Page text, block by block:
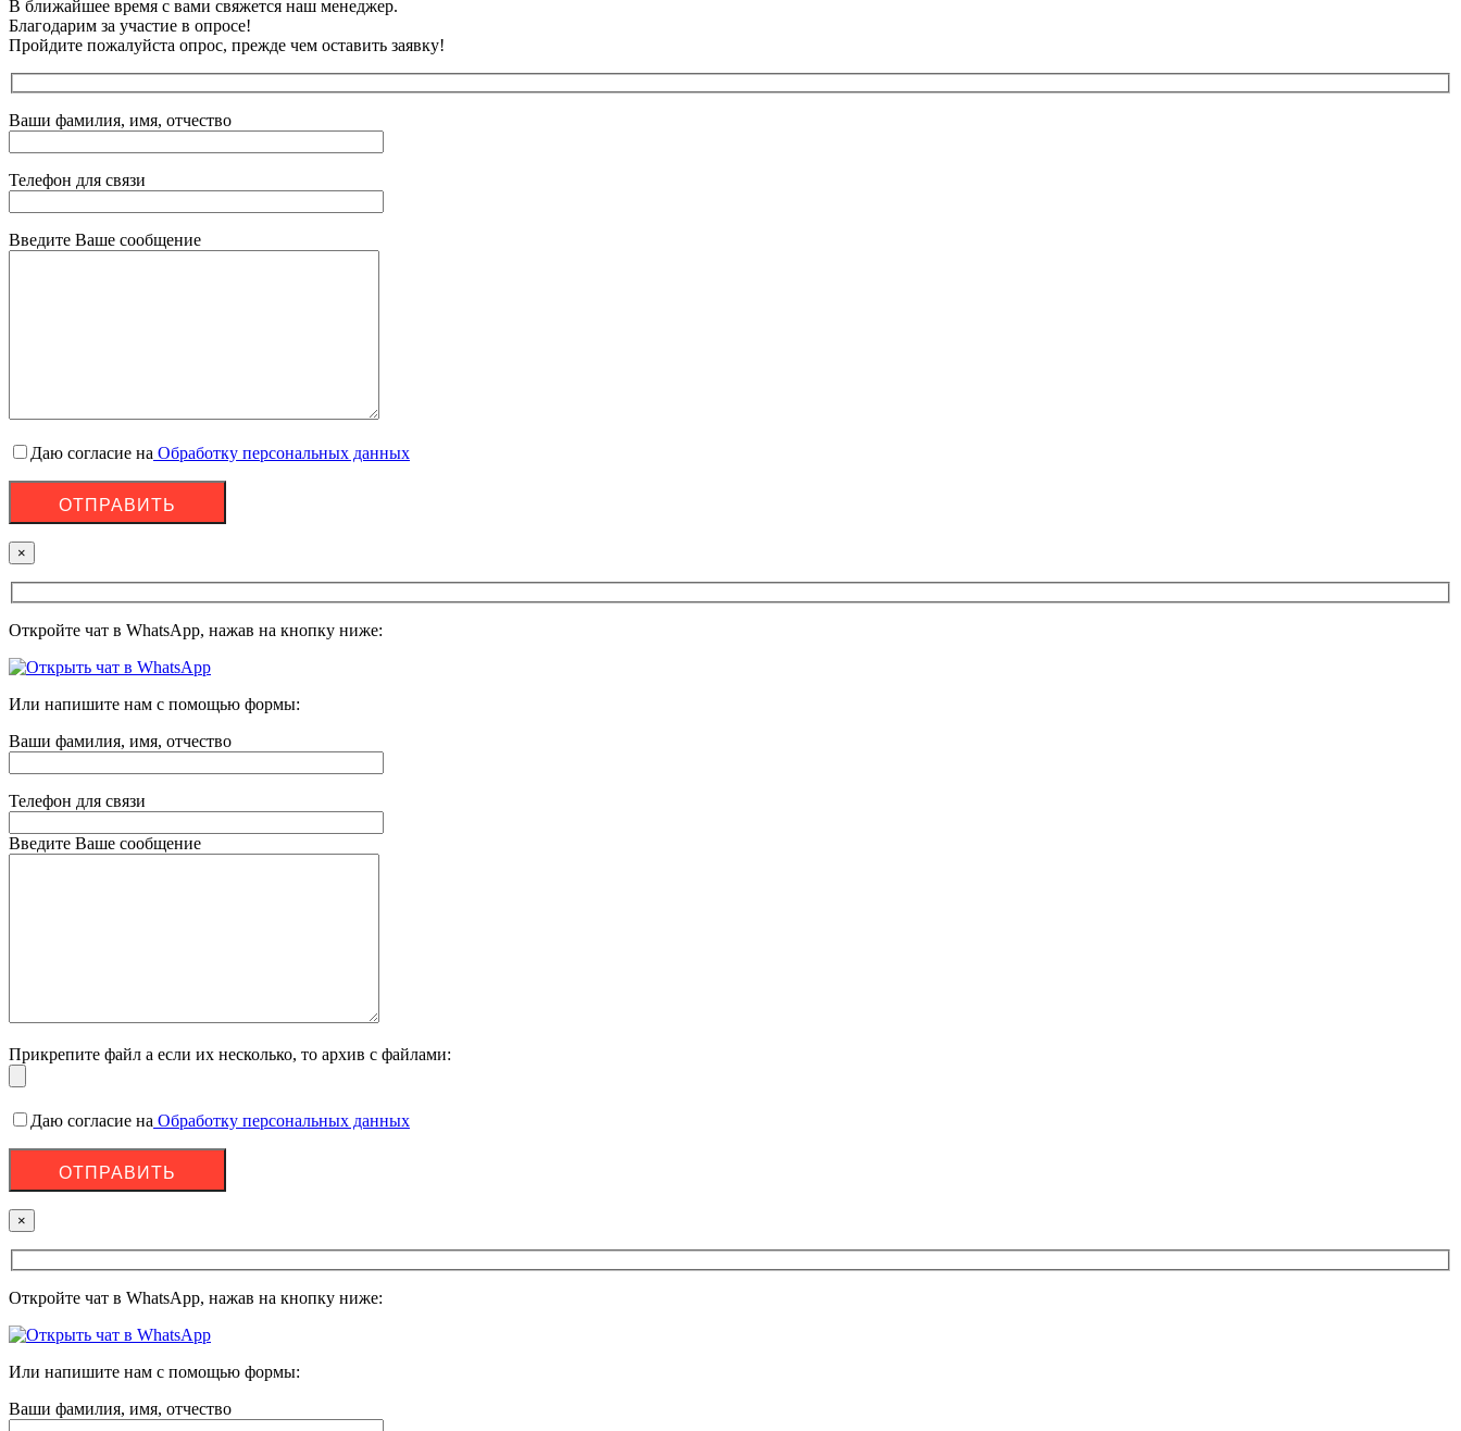
В ближайшее время с вами свяжется наш менеджер.
Благодарим за участие в опросе!
Пройдите пожалуйста опрос, прежде чем оставить заявку!
Ваши фамилия, имя, отчество
Телефон для связи
Введите Ваше сообщение
Даю согласие на Обработку персональных данных
×
Откройте чат в WhatsApp, нажав на кнопку ниже:
Или напишите нам с помощью формы:
Ваши фамилия, имя, отчество
Телефон для связи
Введите Ваше сообщение
Прикрепите файл а если их несколько, то архив с файлами:
Даю согласие на Обработку персональных данных
×
Откройте чат в WhatsApp, нажав на кнопку ниже:
Или напишите нам с помощью формы:
Ваши фамилия, имя, отчество